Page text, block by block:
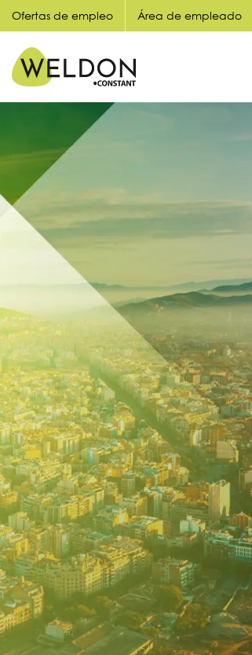
Ofertas de empleo Área de empleado